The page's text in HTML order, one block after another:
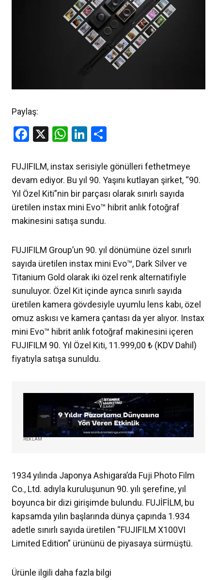
Paylaş:
Facebook
X WhatsApp
LinkedIn
FUJIFILM, instax serisiyle gönülleri fethetmeye
devam ediyor. Bu yıl 90. Yaşını kutlayan şirket, “90.
Yıl Özel Kiti”nin bir parçası olarak sınırlı sayıda
üretilen instax mini Evo™ hibrit anlık fotoğraf
makinesini satışa sundu.
FUJIFILM Group’un 90. yıl dönümüne özel sınırlı
sayıda üretilen instax mini Evo™, Dark Silver ve
Titanium Gold olarak iki özel renk alternatifiyle
sunuluyor. Özel Kit içinde ayrıca sınırlı sayıda
üretilen kamera gövdesiyle uyumlu lens kabı, özel
omuz askısı ve kamera çantası da yer alıyor. Instax
mini Evo™ hibrit anlık fotoğraf makinesini içeren
FUJIFILM 90. Yıl Özel Kiti, 11.999,00 ₺ (KDV Dahil)
fiyatıyla satışa sunuldu.
REKLAM
1934 yılında Japonya Ashigara’da Fuji Photo Film
Co., Ltd. adıyla kuruluşunun 90. yılı şerefine, yıl
boyunca bir dizi girişimde bulundu. FUJİFİLM, bu
kapsamda yılın başlarında dünya çapında 1.934
adetle sınırlı sayıda üretilen “FUJIFILM X100VI
Limited Edition” ürününü de piyasaya sürmüştü.
Ürünle ilgili daha fazla bilgi